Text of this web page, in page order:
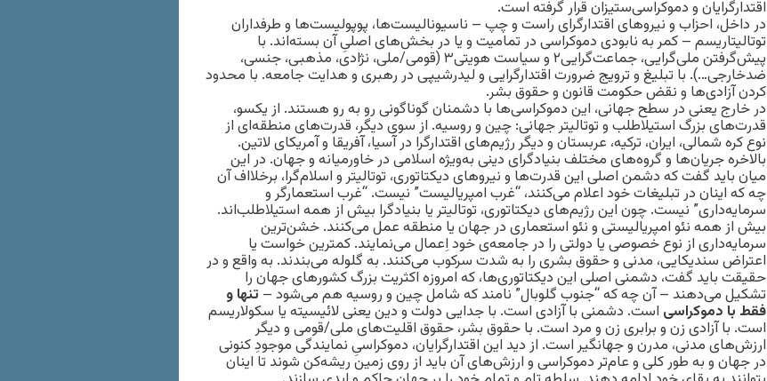
اقتدارگرایان و دموکراسی‌ستیزان قرار گرفته‌ است.
در داخل، احزاب و نیروهای اقتدارگرای راست و چپ – ناسیونالیست‌ها، پوپولیست‌ها و طرفداران
توتالیتاریسم – کمر به نابودی دموکراسی در تمامیت و یا در بخش‌های اصلیِ آن بسته‌اند. با
پیش‌گرفتن ملی‌گرایی، جماعت‌گرایی۲ و سیاست هویتی۳ (قومی/ملی، نژادی، مذهبی، جنسی،
ضدخارجی…). با تبلیغ و ترویج ضرورت اقتدارگرایی و لیدرشیپی در رهبری و هدایت جامعه. با محدود
کردن آزادی‌ها و نقض حکومت قانون و حقوق بشر.
در خارج یعنی در سطح جهانی، این دموکراسی‌ها با دشمنان گوناگونی رو به رو هستند. از یکسو،
قدرت‌های بزرگ استیلاطلب و توتالیتر جهانی: چین و روسیه. از سوی دیگر، قدرت‌های منطقه‌ای از
نوع کره شمالی، ایران، ترکیه، عربستان و دیگر رژیم‌های اقتدارگرا در آسیا، آفریقا و آمریکای لاتین.
بالاخره جریان‌ها و گروه‌های مختلف بنیادگرای دینی به‌ویژه اسلامی در خاورمیانه و جهان. در این
میان باید گفت که دشمن اصلی این قدرت‌ها و نیروهای دیکتاتوری، توتالیتر و اسلام‌گرا، برخلااف آن
چه که اینان در تبلیغات خود اعلام می‌کنند، “غرب امپریالیست” نیست. “غرب استعمارگر و
سرمایه‌داری” نیست. چون این رژیم‌های دیکتاتوری، توتالیتر یا بنیادگرا بیش از همه استیلا‌طلب‌اند.
بیش از همه نئو امپریالیستی و نئو استعماری در جهان یا منطقه عمل می‌کنند. خشن‌ترین
سرمایه‌داری از نوع خصوصی یا دولتی را در جامعه‌ی خود اِعمال می‌نمایند. کمترین خواست یا
اعتراض سندیکایی، مدنی و حقوق بشری را به شدت سرکوب می‌کنند. به گلوله می‌بندند. به واقع و در
حقیقت باید گفت، دشمنی اصلی این دیکتاتوری‌ها، که امروزه اکثریت بزرگ کشورهای جهان را
تشکیل می‌دهند – آن چه که “جنوب گلوبال” ‌نامند که شامل چین و روسیه هم می‌شود – تنها و
فقط با دموکراسی است. دشمنی با آزادی است. با جدایی دولت و دین یعنی لائیسیته یا سکولاریسم
است. با آزادی زن و برابری زن و مرد است. با حقوق بشر، حقوق اقلیت‌های ملی/قومی و‌ دیگر
ارزش‌های مدنی، مدرن و جهانگیر است. از دید این اقتدارگرایان، دموکراسیِ نمایندگی موجودِ کنونی
در جهان و به طور کلی و عام‌تر دموکراسی و ارزش‌های آن باید از روی زمین ریشه‌کن شوند تا اینان